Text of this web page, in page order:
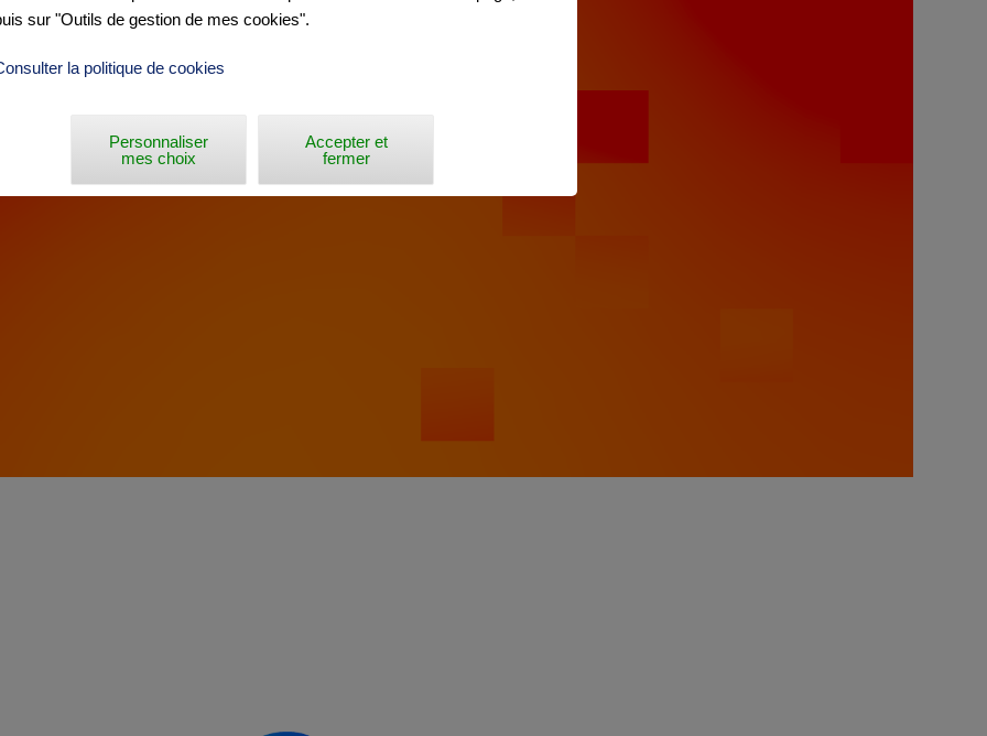
WALLONIE »
sur "Outils de gestion de mes cookies".
la politique de cookies
Personnaliser
mes choix
Accepter et
fermer